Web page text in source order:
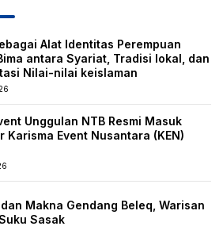
Alat Identitas Perempuan
antara Syariat, Tradisi lokal, dan
Nilai-nilai keislaman
Unggulan NTB Resmi Masuk
Karisma Event Nusantara (KEN)
Makna Gendang Beleq, Warisan
Sasak